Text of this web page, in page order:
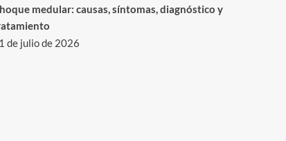
medular: causas, síntomas, diagnóstico y
de julio de 2026